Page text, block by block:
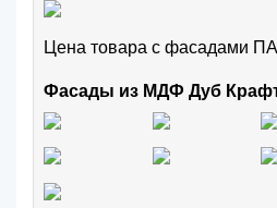
Цена товара с фасадами
Фасады из МДФ Дуб